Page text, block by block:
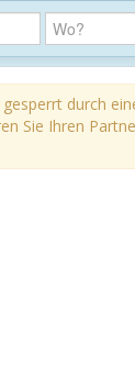
durch
Sie Ihren